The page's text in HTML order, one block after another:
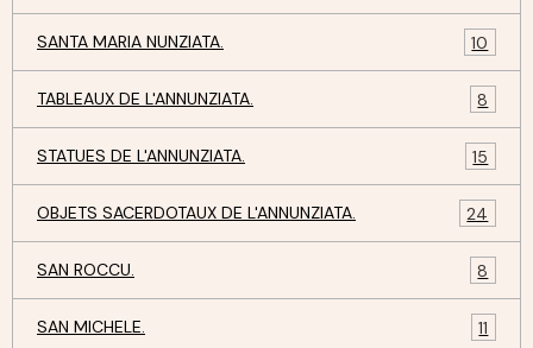
SANTA MARIA NUNZIATA. 10
TABLEAUX DE L'ANNUNZIATA. 8
STATUES DE L'ANNUNZIATA. 15
OBJETS SACERDOTAUX DE L'ANNUNZIATA. 24
SAN ROCCU. 8
SAN MICHELE. 11